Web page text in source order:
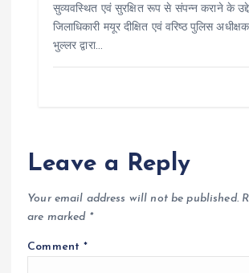
सुव्यवस्थित एवं सुरक्षित रूप से संपन्न कराने के
जिलाधिकारी मयूर दीक्षित एवं वरिष्ठ पुलिस
भुल्लर द्वारा…
Leave a Reply
Your email address will not be published.
are marked *
Comment*